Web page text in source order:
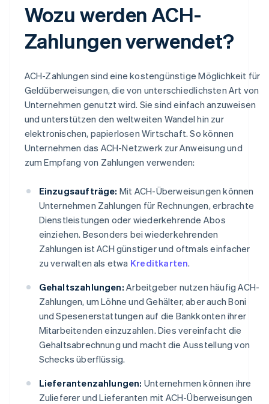
Wozu werden ACH-
Zahlungen verwendet?
ACH-Zahlungen sind eine kostengünstige Möglichkeit für
Geldüberweisungen, die von unterschiedlichsten Art von
Unternehmen genutzt wird. Sie sind einfach anzuweisen
und unterstützen den weltweiten Wandel hin zur
elektronischen, papierlosen Wirtschaft. So können
Unternehmen das ACH-Netzwerk zur Anweisung und
zum Empfang von Zahlungen verwenden:
Einzugsaufträge: Mit ACH-Überweisungen können
Unternehmen Zahlungen für Rechnungen, erbrachte
Dienstleistungen oder wiederkehrende Abos
einziehen. Besonders bei wiederkehrenden
Zahlungen ist ACH günstiger und oftmals einfacher
zu verwalten als etwa Kreditkarten.
Gehaltszahlungen: Arbeitgeber nutzen häufig ACH-
Zahlungen, um Löhne und Gehälter, aber auch Boni
und Spesenerstattungen auf die Bankkonten ihrer
Mitarbeitenden einzuzahlen. Dies vereinfacht die
Gehaltsabrechnung und macht die Ausstellung von
Schecks überflüssig.
Lieferantenzahlungen: Unternehmen können ihre
Zulieferer und Lieferanten mit ACH-Überweisungen